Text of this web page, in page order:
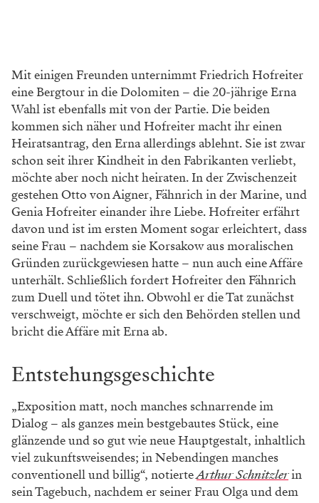
Mit einigen Freunden unternimmt Friedrich Hofreiter
eine Bergtour in die Dolomiten – die 20-jährige Erna
Wahl ist ebenfalls mit von der Partie. Die beiden
kommen sich näher und Hofreiter macht ihr einen
Heiratsantrag, den Erna allerdings ablehnt. Sie ist zwar
schon seit ihrer Kindheit in den Fabrikanten verliebt,
möchte aber noch nicht heiraten. In der Zwischenzeit
gestehen Otto von Aigner, Fähnrich in der Marine, und
Genia Hofreiter einander ihre Liebe. Hofreiter erfährt
davon und ist im ersten Moment sogar erleichtert, dass
seine Frau – nachdem sie Korsakow aus moralischen
Gründen zurückgewiesen hatte – nun auch eine Affäre
unterhält. Schließlich fordert Hofreiter den Fähnrich
zum Duell und tötet ihn. Obwohl er die Tat zunächst
verschweigt, möchte er sich den Behörden stellen und
bricht die Affäre mit Erna ab.
Entstehungsgeschichte
„Exposition matt, noch manches schnarrende im
Dialog – als ganzes mein bestgebautes Stück, eine
glänzende und so gut wie neue Hauptgestalt, inhaltlich
viel zukunftsweisendes; in Nebendingen manches
conventionell und billig“, notierteArthur Schnitzlerin
sein Tagebuch, nachdem er seiner Frau Olga und dem